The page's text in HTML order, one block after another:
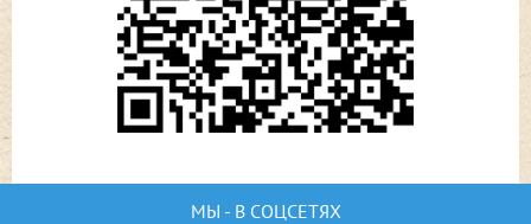
МЫ - В СОЦСЕТЯХ